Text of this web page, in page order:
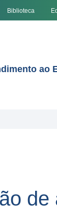
Biblioteca
ao